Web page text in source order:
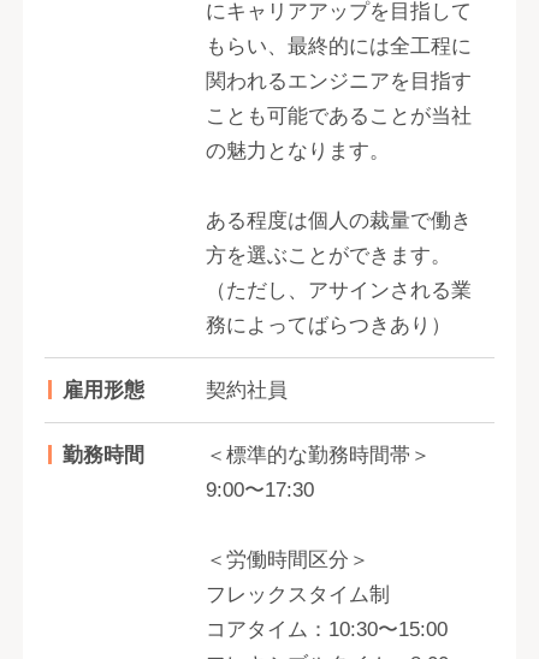
にキャリアアップを目指して
もらい、最終的には全工程に
関われるエンジニアを目指す
ことも可能であることが当社
の魅力となります。
ある程度は個人の裁量で働き
方を選ぶことができます。
（ただし、アサインされる業
務によってばらつきあり）
雇用形態 契約社員
勤務時間
＜標準的な勤務時間帯＞
9:00〜17:30
＜労働時間区分＞
フレックスタイム制
コアタイム：10:30〜15:00